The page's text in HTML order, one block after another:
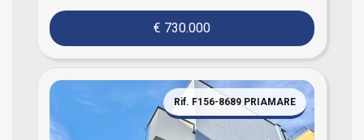
€ 730.000
Rif. F156-8689 PRIAMARE